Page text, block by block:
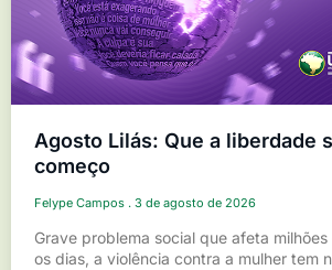
Agosto Lilás: Que a liberdade
começo
Felype Campos 3 de agosto de 2026
Grave problema social que afeta
os dias, a violência contra a mulher tem